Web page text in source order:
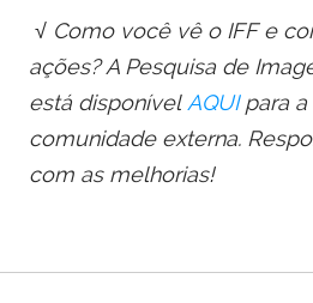
√ Como você vê o IFF e
ações? A Pesquisa de
está disponívelAQUIpara a
comunidadeexterna.
com as melhorias!